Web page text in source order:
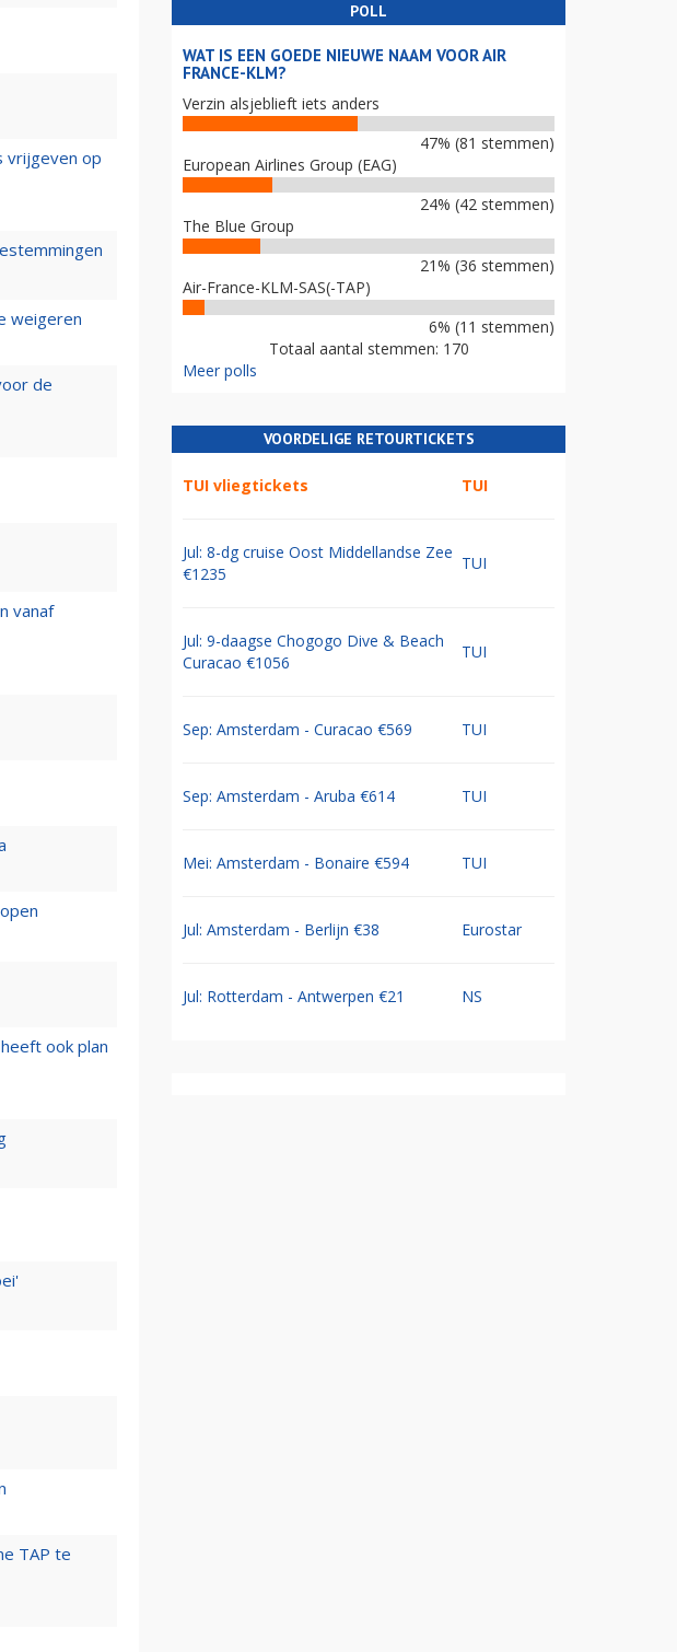
vrijgeven op
weigeren
de
vanaf
ook plan
TAP te
POLL
WAT IS EEN GOEDE NIEUWE NAAM VOOR AIR
FRANCE-KLM?
Verzin alsjeblieft iets anders
47% (81 stemmen)
European Airlines Group (EAG)
24% (42 stemmen)
The Blue Group
21% (36 stemmen)
Air-France-KLM-SAS(-TAP)
6% (11 stemmen)
Totaal aantal stemmen: 170
Meer polls
VOORDELIGE RETOURTICKETS
TUI vliegtickets TUI
Jul: 8-dg cruise Oost Middellandse Zee
€1235
TUI
Jul: 9-daagse Chogogo Dive & Beach
Curacao €1056
TUI
Sep: Amsterdam - Curacao €569 TUI
Sep: Amsterdam - Aruba €614 TUI
Mei: Amsterdam - Bonaire €594 TUI
Jul: Amsterdam - Berlijn €38 Eurostar
Jul: Rotterdam - Antwerpen €21 NS